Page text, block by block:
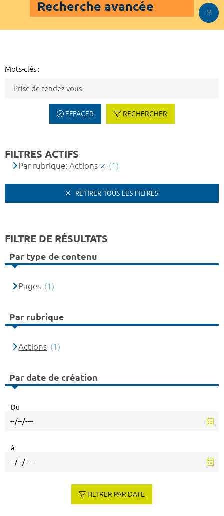
Recherche avancée
Mots-clés :
EFFACER RECHERCHER
FILTRES ACTIFS
Par rubrique: Actions (1)
RETIRER TOUS LES FILTRES
FILTRE DE RÉSULTATS
Par type de contenu
Pages (1)
Par rubrique
Actions (1)
Par date de création
Du
à
FILTRER PAR DATE